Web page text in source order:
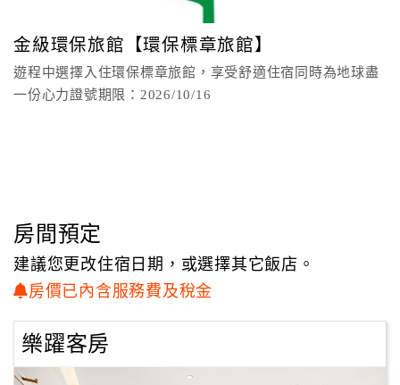
顧
滿
意
管
員
帳
戶
金級環保旅館【環保標章旅館】
遊程中選擇入住環保標章旅館，享受舒適住宿同時為地球盡
一份心力證號期限：2026/10/16
房間預定
建議您更改住宿日期，或選擇其它飯店。
房價已內含服務費及稅金
樂躍客房